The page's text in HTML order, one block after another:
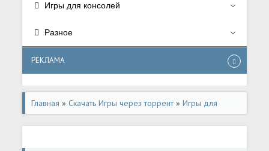
Игры для консолей
Разное
РЕКЛАМА
Главная » Скачать Игры через торрент»Игры для
консолей»Игры для Playstation 3